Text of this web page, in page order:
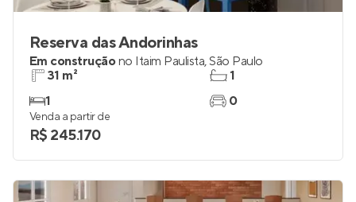
Reserva das Andorinhas
Em construçãono Itaim Paulista,São Paulo
31 m²
1
1
0
Venda a partir de
R$ 245.170